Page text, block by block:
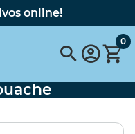
online!
0